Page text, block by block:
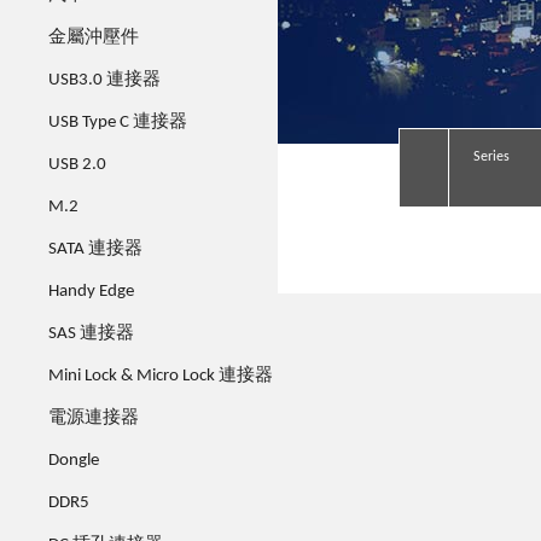
金屬沖壓件
USB3.0 連接器
USB Type C 連接器
USB 2.0
M.2
SATA 連接器
Handy Edge
SAS 連接器
Mini Lock & Micro Lock 連接器
電源連接器
Dongle
DDR5
Series
Series
Series
Series